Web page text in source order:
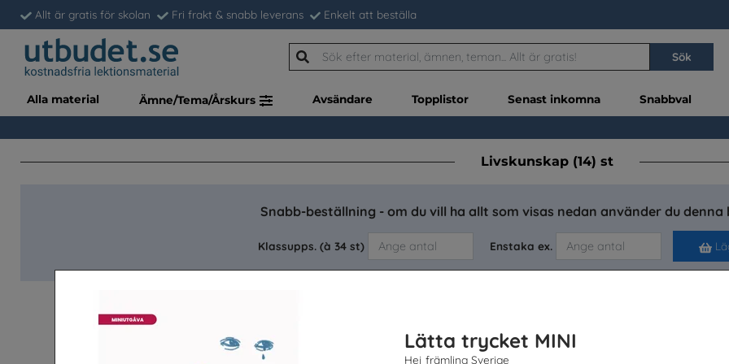
Lätta trycket MINI
Hej främling Sverige
Allt är gratis för skolan Fri frakt & snabb leverans Enkelt att beställa
Sök
Alla material Ämne/Tema/Årskurs Avsändare Topplistor Senast inkomna Snabbval
Livskunskap (14) st
Snabb-beställning - om du vill ha allt som visas nedan använder du
Klassupps. (à 34 st) Enstaka ex.